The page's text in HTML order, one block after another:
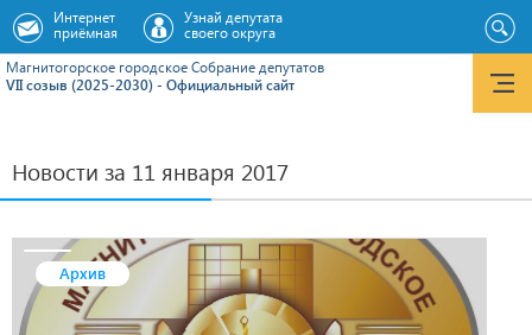
Магнитогорское городское Cобрание депутатов
VII созыв (2025-2030) - Официальный сайт
Интернет
приёмная
Узнай депутата
своего округа
Новости за 11 января 2017
Архив